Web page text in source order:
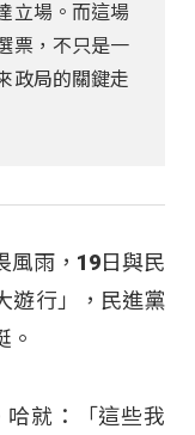
立場。而這場
票，不只是一
政局的關鍵走
風雨，19日與民
遊行」，民進黨
。
哈就：「這些我